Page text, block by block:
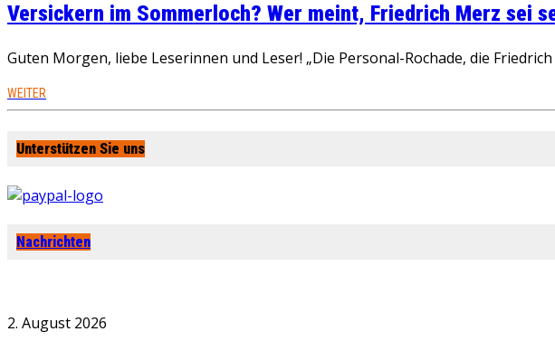
Versickern im Sommerloch? Wer meint, Friedrich Merz sei
Guten Morgen, liebe Leserinnen und Leser! „Die Personal-Rochade, die
WEITER
Unterstützen Sie uns
Nachrichten
2. August 2026